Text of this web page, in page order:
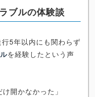
ブルの体験談
5年以内にも関わらず
を経験したという声
開かなかった」